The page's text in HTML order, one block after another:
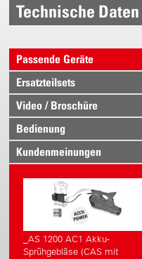
Technische Daten
Passende Geräte
Ersatzteilsets
Video / Broschüre
Bedienung
Kundenmeinungen
_AS 1200 AC1 Akku-
Sprühgebläse (CAS mit